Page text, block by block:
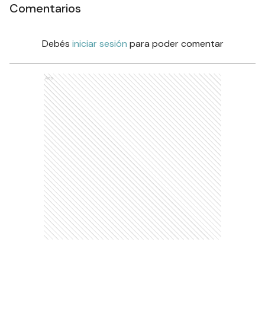
Comentarios
Debés iniciar sesión para poder comentar
Ads